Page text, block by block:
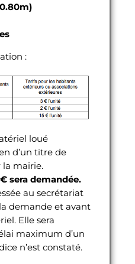
:
loué
d’un titre de
mairie.
sera demandée.
au secrétariat
demande et avant
Elle sera
maximum d’un
n’est constaté.